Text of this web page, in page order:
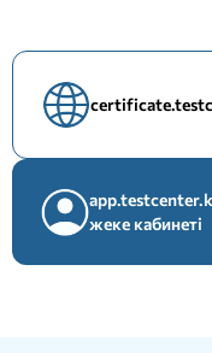
жеке кабинеті